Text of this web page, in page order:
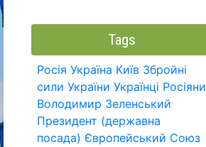
Tags
Росія Україна Київ Збройні
сили України Українці Росіяни
Володимир Зеленський
Президент (державна
посада) Європейський Союз